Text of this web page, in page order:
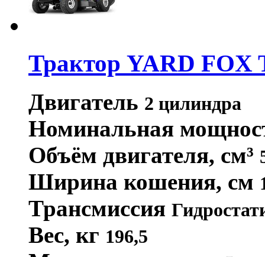
Трактор YARD FOX
Двигатель 2 цилиндра
Номинальная
Объём двигателя, см³
Ширина кошения, см
Трансмиссия
Вес, кг 196,5